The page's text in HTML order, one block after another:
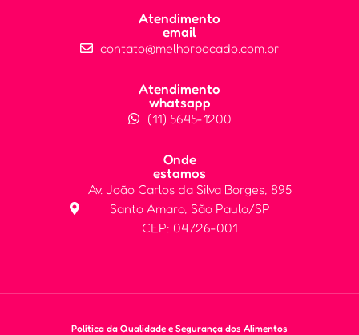
Atendimento
email
contato@melhorbocado.com.br
Atendimento
whatsapp
(11) 5645-1200
Onde
estamos
Av. João Carlos da Silva Borges, 895
Santo Amaro, São Paulo/SP
CEP: 04726-001
Política da Qualidade e Segurança dos Alimentos